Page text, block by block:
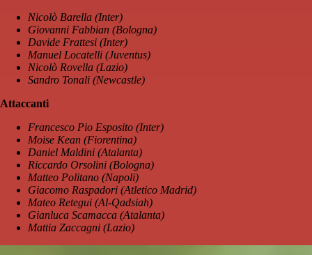
Nicolò Barella (Inter)
Giovanni Fabbian (Bologna)
Davide Frattesi (Inter)
Manuel Locatelli (Juventus)
Nicolò Rovella (Lazio)
Sandro Tonali (Newcastle)
Attaccanti
Francesco Pio Esposito (Inter)
Moise Kean (Fiorentina)
Daniel Maldini (Atalanta)
Riccardo Orsolini (Bologna)
Matteo Politano (Napoli)
Giacomo Raspadori (Atletico Madrid)
Mateo Retegui (Al-Qadsiah)
Gianluca Scamacca (Atalanta)
Mattia Zaccagni (Lazio)